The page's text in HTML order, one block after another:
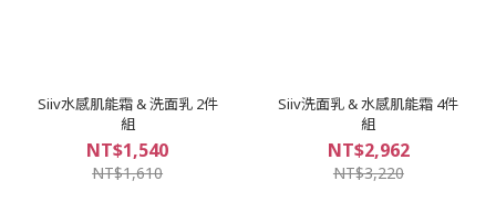
Siiv水感肌能霜 & 洗面乳 2件
組
NT$1,540
NT$1,610
Siiv洗面乳 & 水感肌能霜 4件
組
NT$2,962
NT$3,220